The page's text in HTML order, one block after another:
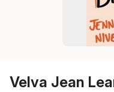
Velva Jean